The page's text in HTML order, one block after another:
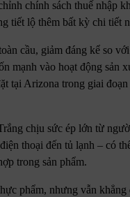
chính sách thuế nhập
tiết lộ thêm bất kỳ chi tiết
cầu, giảm đáng kể so
mạnh vào hoạt động sản
tại Arizona trong giai
chịu sức ép lớn từ
thoại đến tủ lạnh – có
trong sản phẩm.
phẩm, nhưng vẫn